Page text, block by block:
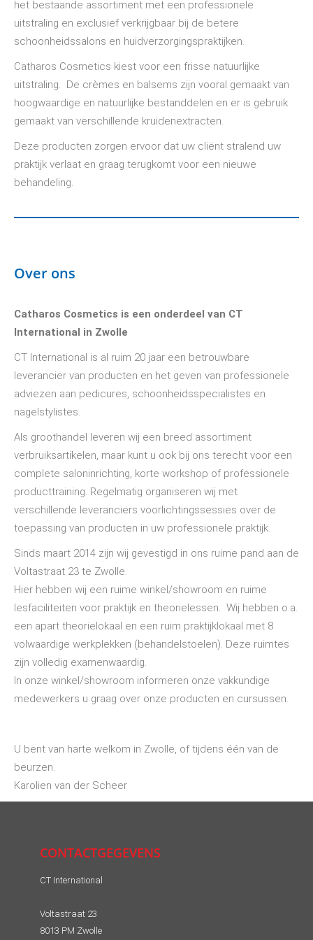
het bestaande assortiment met een professionele
uitstraling en exclusief verkrijgbaar bij de betere
schoonheidssalons en huidverzorgingspraktijken.
Catharos Cosmetics kiest voor een frisse natuurlijke
uitstraling. De crèmes en balsems zijn vooral gemaakt van
hoogwaardige en natuurlijke bestanddelen en er is gebruik
gemaakt van verschillende kruidenextracten.
Deze producten zorgen ervoor dat uw cliënt stralend uw
praktijk verlaat en graag terugkomt voor een nieuwe
behandeling.
Over ons
Catharos Cosmetics is een onderdeel van CT
International in Zwolle
CT International is al ruim 20 jaar een betrouwbare
leverancier van producten en het geven van professionele
adviezen aan pedicures, schoonheidsspecialistes en
nagelstylistes.
Als groothandel leveren wij een breed assortiment
verbruiksartikelen, maar kunt u ook bij ons terecht voor een
complete saloninrichting, korte workshop of professionele
producttraining. Regelmatig organiseren wij met
verschillende leveranciers voorlichtingssessies over de
toepassing van producten in uw professionele praktijk.
Sinds maart 2014 zijn wij gevestigd in ons ruime pand aan de
Voltastraat 23 te Zwolle.
Hier hebben wij een ruime winkel/showroom en ruime
lesfaciliteiten voor praktijk en theorielessen. Wij hebben o.a.
een apart theorielokaal en een ruim praktijklokaal met 8
volwaardige werkplekken (behandelstoelen). Deze ruimtes
zijn volledig examenwaardig.
In onze winkel/showroom informeren onze vakkundige
medewerkers u graag over onze producten en cursussen.
U bent van harte welkom in Zwolle, of tijdens één van de
beurzen.
Karolien van der Scheer
CONTACTGEGEVENS
CT International
Voltastraat 23
8013 PM Zwolle